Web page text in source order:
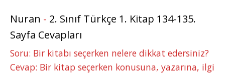
Nuran - 2. Sınıf Türkçe 1. Kitap 134-135.
Sayfa Cevapları
Soru: Bir kitabı seçerken nelere dikkat edersiniz?
Cevap: Bir kitap seçerken konusuna, yazarına, ilgi